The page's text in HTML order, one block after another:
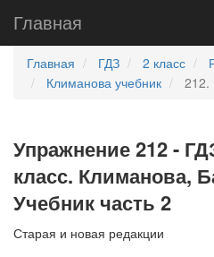
Главная
Главная ГДЗ 2 класс
Климанова учебник
212.
Упражнение 212 -
класс. Климанова,
Учебник часть 2
Старая и новая редакции